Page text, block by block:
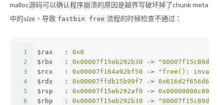
malloc源码可以确认程序崩溃的原因是越界写破坏掉了chunk meta
中的size，导致 fastbin free 流程的时候检查不通过：
1
2
3
4
5
6
$rax   : 0x0
$rbx   : 0x00007f15eb292b30 ->
$rcx   : 0x00007f164a92bf50 ->
"free():
$rdx   : 0x00007ffdb15b99f7 ->
$rsp   : 0x00007f15eb292af0 ->
$rbp   : 0x00007f15eb292b30 ->